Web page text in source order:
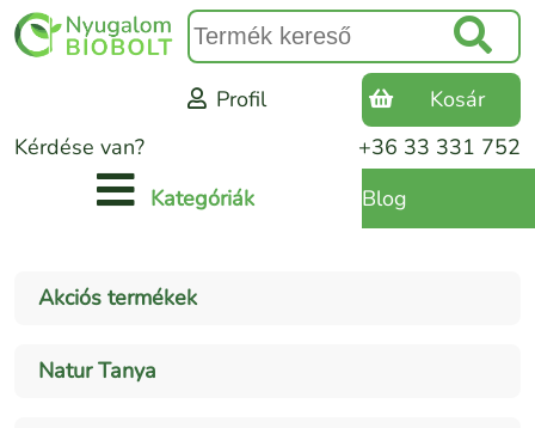
Kérdése van? +36 33 331 752
Profil Kosár
Kategóriák Blog
Akciós termékek
Natur Tanya